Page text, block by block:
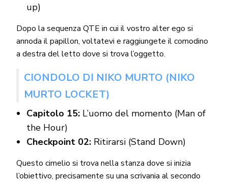
up)
Dopo la sequenza QTE in cui il vostro alter ego si
annoda il papillon, voltatevi e raggiungete il comodino
a destra del letto dove si trova l’oggetto.
CIONDOLO DI NIKO MURTO (NIKO
MURTO LOCKET)
Capitolo 15:L’uomo del momento (Man of
the Hour)
Checkpoint 02:Ritirarsi (Stand Down)
Questo cimelio si trova nella stanza dove si inizia
l’obiettivo, precisamente su una scrivania al secondo